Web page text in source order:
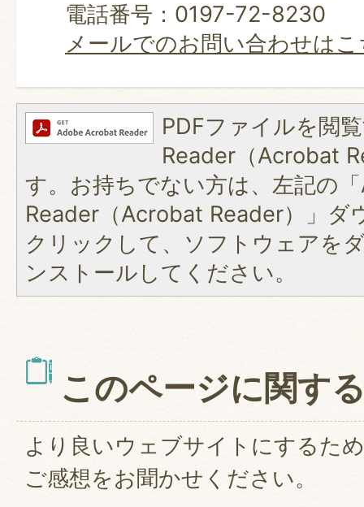
電話番号：0197-72-8230
メールでのお問い合わせは
PDFファイルを閲
Reader（Acrobat
す。お持ちでない方は、左記の
Reader（Acrobat Reader）」ダ
クリックして、ソフトウェアを
ンストールしてください。
このページに関す
より良いウェブサイトにするた
ご感想をお聞かせください。